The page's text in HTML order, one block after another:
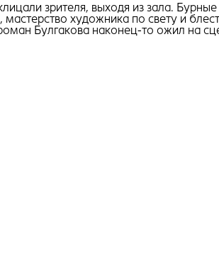
зрителя, выходя из зала.
художника по свету и
Булгакова наконец-то ожил на